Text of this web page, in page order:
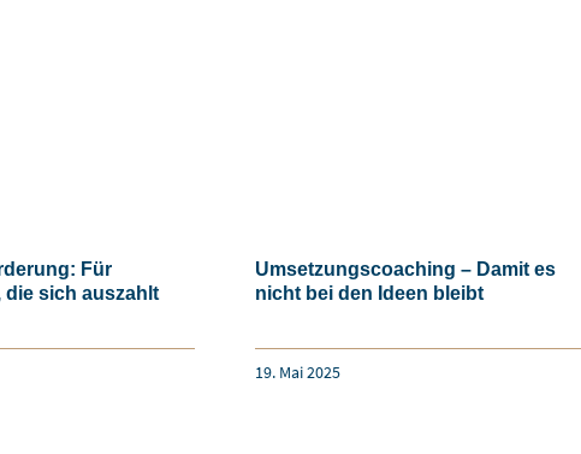
Für
die sich auszahlt
Umsetzungscoaching – Damit es
nicht bei den Ideen bleibt
19. Mai 2025